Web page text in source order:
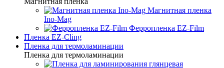
Магнитная пленка
Ino-Mag
Ферропленка EZ-Film
Пленка EZ-Cling
Пленка для термоламинации
Пленка для термоламинации